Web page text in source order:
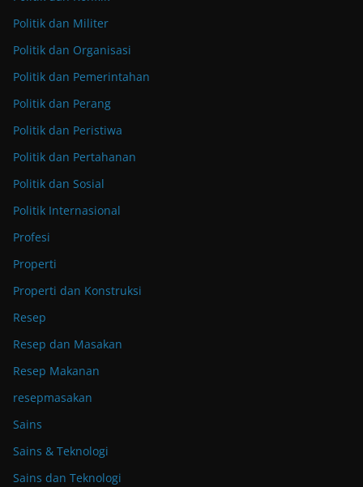
Politik dan Militer
Politik dan Organisasi
Politik dan Pemerintahan
Politik dan Perang
Politik dan Peristiwa
Politik dan Pertahanan
Politik dan Sosial
Politik Internasional
Profesi
Properti
Properti dan Konstruksi
Resep
Resep dan Masakan
Resep Makanan
resepmasakan
Sains
Sains & Teknologi
Sains dan Teknologi